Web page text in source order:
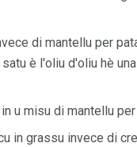
di mantellu per
è l'oliu d'oliu hè
u misu di mantellu
in grassu invece di